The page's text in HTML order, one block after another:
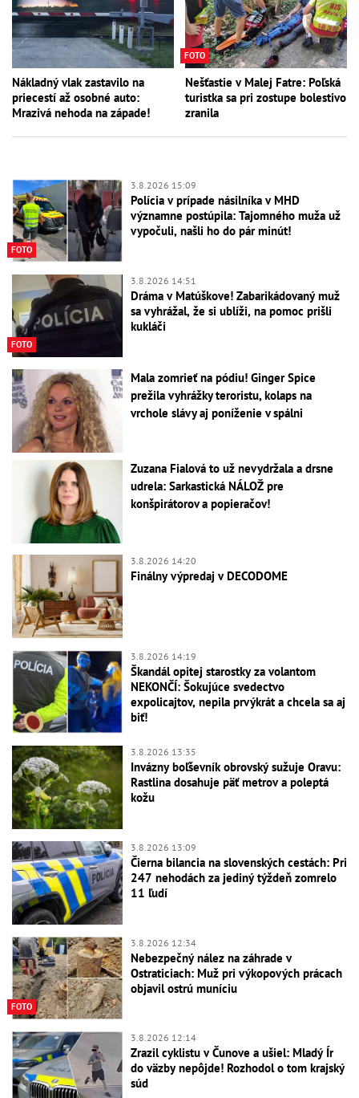
Nákladný vlak zastavilo na
priecestí až osobné auto:
Mrazivá nehoda na západe!
FOTO
Nešťastie v Malej Fatre: Poľská
turistka sa pri zostupe bolestivo
zranila
FOTO
3.8.2026 15:09
Polícia v prípade násilníka v MHD
významne postúpila: Tajomného muža už
vypočuli, našli ho do pár minút!
FOTO
3.8.2026 14:51
Dráma v Matúškove! Zabarikádovaný muž
sa vyhrážal, že si ublíži, na pomoc prišli
kukláči
Mala zomrieť na pódiu! Ginger Spice
prežila vyhrážky teroristu, kolaps na
vrchole slávy aj poníženie v spálni
Zuzana Fialová to už nevydržala a drsne
udrela: Sarkastická NÁLOŽ pre
konšpirátorov a popieračov!
3.8.2026 14:20
Finálny výpredaj v DECODOME
3.8.2026 14:19
Škandál opitej starostky za volantom
NEKONČÍ: Šokujúce svedectvo
expolicajtov, nepila prvýkrát a chcela sa aj
biť!
3.8.2026 13:35
Invázny boľševník obrovský sužuje Oravu:
Rastlina dosahuje päť metrov a poleptá
kožu
3.8.2026 13:09
Čierna bilancia na slovenských cestách: Pri
247 nehodách za jediný týždeň zomrelo
11 ľudí
FOTO
3.8.2026 12:34
Nebezpečný nález na záhrade v
Ostraticiach: Muž pri výkopových prácach
objavil ostrú muníciu
3.8.2026 12:14
Zrazil cyklistu v Čunove a ušiel: Mladý Ír
do väzby nepôjde! Rozhodol o tom krajský
súd